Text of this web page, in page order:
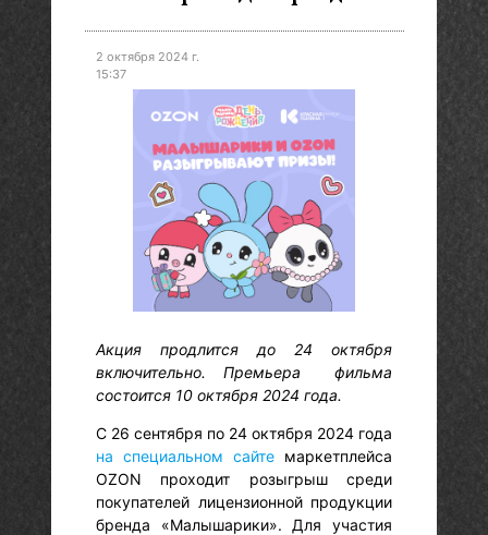
2 октября 2024 г.
15:37
Акция продлится до 24 октября
включительно. Премьера фильма
состоится 10 октября 2024 года.
С 26 сентября по 24 октября 2024 года
на специальном сайте маркетплейса
OZON проходит розыгрыш среди
покупателей лицензионной продукции
бренда «Малышарики». Для участия